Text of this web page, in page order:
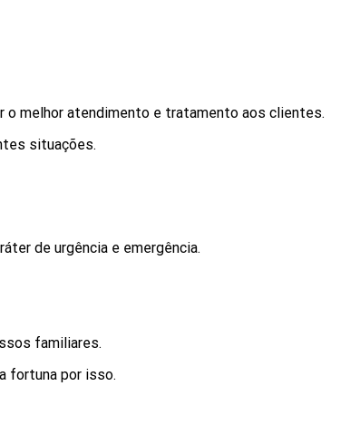
melhor atendimento e tratamento aos clientes.
situações.
de urgência e emergência.
familiares.
fortuna por isso.